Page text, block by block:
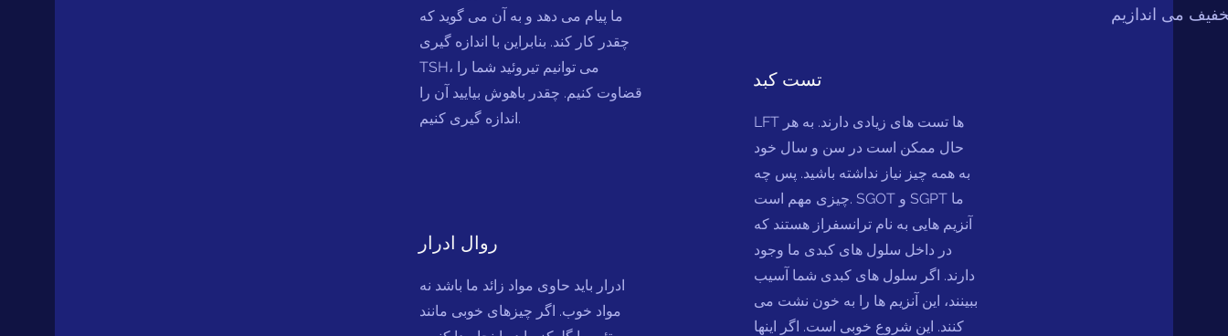
ما پیام می دهد و به آن می گوید که
چقدر کار کند. بنابراین با اندازه گیری
TSH، می توانیم تیروئید شما را
قضاوت کنیم. چقدر باهوش بیایید آن را
اندازه گیری کنیم.
روال ادرار
ادرار باید حاوی مواد زائد ما باشد نه
مواد خوب. اگر چیزهای خوبی مانند
تست کبد
LFT ها تست های زیادی دارند. به هر
حال ممکن است در سن و سال خود
به همه چیز نیاز نداشته باشید. پس چه
چیزی مهم است. SGOT و SGPT ما
آنزیم هایی به نام ترانسفراز هستند که
در داخل سلول های کبدی ما وجود
دارند. اگر سلول های کبدی شما آسیب
ببینند، این آنزیم ها را به خون نشت می
کنند. این شروع خوبی است. اگر اینها